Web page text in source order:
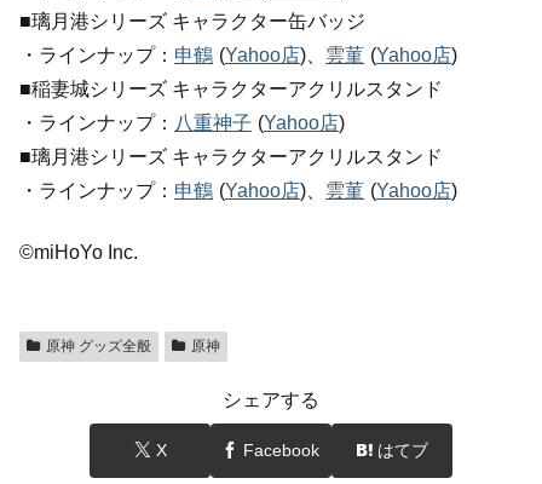
■璃月港シリーズ キャラクター缶バッジ
・ラインナップ： 申鶴 (Yahoo店)、 雲菫 (Yahoo店)
■稲妻城シリーズ キャラクターアクリルスタンド
・ラインナップ： 八重神子 (Yahoo店)
■璃月港シリーズ キャラクターアクリルスタンド
・ラインナップ： 申鶴 (Yahoo店)、 雲菫 (Yahoo店)
©miHoYo Inc.
原神 グッズ全般 原神
シェアする
X Facebook はてブ